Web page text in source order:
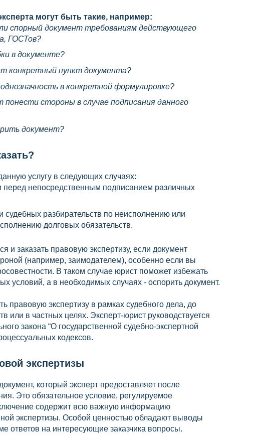
могут быть такие, например:
спорный документ требованиям действующего
ГОСТов?
в документе?
конкретный пункт документа?
в конкретной формулировке?
понести стороны в случае подписания данного
документ?
услугу в следующих случаях:
непосредственным подписанием различных
судебных разбирательств по неисполнению или
долговых обязательств.
и заказать правовую экспертизу, если документ
(например, заимодателем), особенно если вы
В таком случае юрист поможет избежать
условий, а в необходимых случаях - оспорить документ.
правовую экспертизу в рамках судебного дела, до
или в частных целях. Эксперт-юрист руководствуется
закона “О государственной судебно-экспертной
кодексов.
экспертизы
который эксперт предоставляет после
Это обязательное условие, регулируемое
содержит всю важную информацию
экспертизы. Особой ценностью обладают выводы
ответов на интересующие заказчика вопросы.